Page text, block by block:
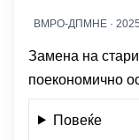
ВМРО-ДПМНЕ · 2025
Замена на
поекономично
Повеќе